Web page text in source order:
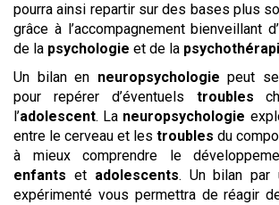
pourra ainsi repartir sur des bases plus
grâce à l’accompagnement bienveillant
de la psychologie et de la
Un bilan en neuropsychologie peut
pour repérer d’éventuels troubles
l’adolescent. La neuropsychologie
entre le cerveau et les troubles du
à mieux comprendre le
enfants et adolescents. Un bilan par
expérimenté vous permettra de réagir